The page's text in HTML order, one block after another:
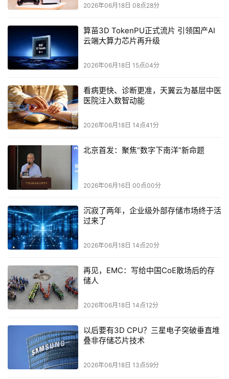
香港数码港行政总裁 郑松岩
香港数码港行政总裁 郑松岩博士 首先对各位 TVP专家和嘉宾的
到来表示热烈欢迎。他表示，TVP汇聚了云计算、人工智能、
数字化转型等各领域
技术洞察、产业经验
要契机。
郑松岩博士结合数码港作为香港科创孵化与人工智能产业高地
的定位，分享了香港整体创科生态现况、数码港针对人工智能
企业与初创公司的各项扶持政策，并剖析香港衔接内地、连接
国际市场的独特优势。他表示，数码港期待与腾讯云及
家网络深化协作，发挥各自所长，让园区企业既能用好业界优
2026年06月18日 08点28分
算苗3D TokenPU正式流片 引领国产AI
云端大算力芯片再升级
2026年06月18日 15点04分
看病更快、诊断更准，天翼云为基层中医
医院注入数智动能
2026年06月18日 14点41分
北京首发：聚焦“数字下南洋”新命题
2026年06月16日 00点00分
沉寂了两年，企业级外部存储市场终于活
过来了
2026年06月18日 14点20分
再见，EMC：写给中国CoE散场后的存
储人
2026年06月18日 14点12分
以后要有3D CPU？三星电子突破垂直堆
叠非存储芯片技术
2026年06月18日 13点59分